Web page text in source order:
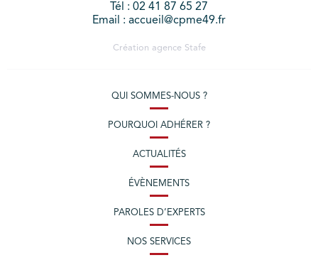
Tél : 02 41 87 65 27
Email : accueil@cpme49.fr
Création agence Stafe
QUI SOMMES-NOUS ?
POURQUOI ADHÉRER ?
ACTUALITÉS
ÉVÈNEMENTS
PAROLES D’EXPERTS
NOS SERVICES